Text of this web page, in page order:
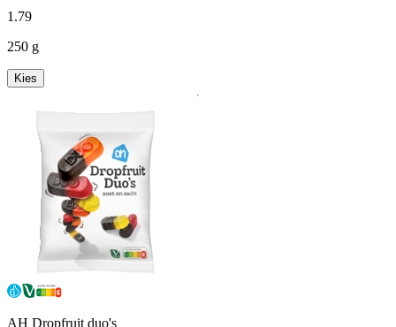
1 .79
250 g
Kies
AH Dropfruit duo's